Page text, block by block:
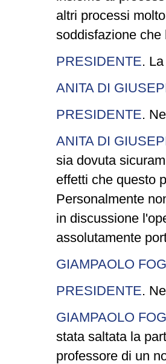
altri processi
soddisfazione che
PRESIDENTE.
ANITA DI
PRESIDENTE.
ANITA DI
sia dovuta
effetti che questo
Personalmente
in discussione
assolutamente
GIAMPAOLO
PRESIDENTE.
GIAMPAOLO
stata saltata la
professore di un